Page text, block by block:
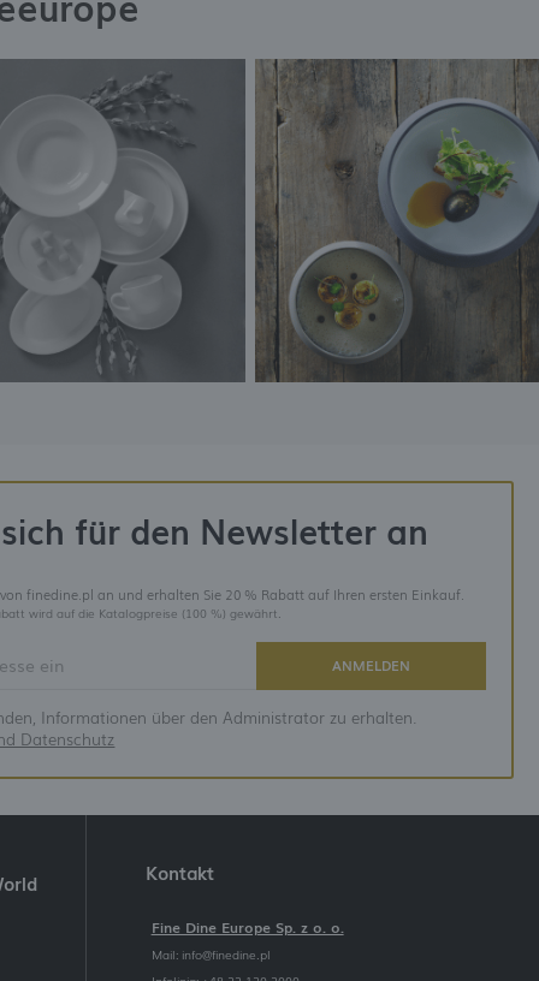
für den Newsletter an
finedine.pl an und erhalten Sie 20 % Rabatt auf Ihren ersten Einkauf.
wird auf die Katalogpreise (100 %) gewährt.
ANMELDEN
Informationen über den Administrator zu erhalten.
Datenschutz
Kontakt
Fine Dine Europe Sp. z o. o.
Mail: info@finedine.pl